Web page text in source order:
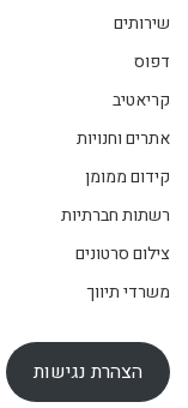
שירותים
דפוס
קריאטיב
אתרים וחנויות
קידום ממומן
רשתות חברתיות
צילום סרטונים
משרדי תיווך
הצהרת נגישות